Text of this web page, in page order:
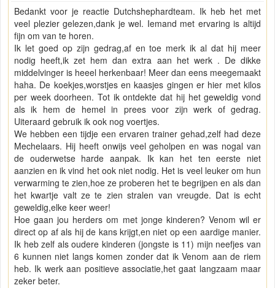
Bedankt voor je reactie Dutchshephardteam. Ik heb het met
veel plezier gelezen,dank je wel. Iemand met ervaring is altijd
fijn om van te horen.
Ik let goed op zijn gedrag,af en toe merk ik al dat hij meer
nodig heeft,ik zet hem dan extra aan het werk . De dikke
middelvinger is heeel herkenbaar! Meer dan eens meegemaakt
haha. De koekjes,worstjes en kaasjes gingen er hier met kilos
per week doorheen. Tot ik ontdekte dat hij het geweldig vond
als ik hem de hemel in prees voor zijn werk of gedrag.
Uiteraard gebruik ik ook nog voertjes.
We hebben een tijdje een ervaren trainer gehad,zelf had deze
Mechelaars. Hij heeft onwijs veel geholpen en was nogal van
de ouderwetse harde aanpak. Ik kan het ten eerste niet
aanzien en ik vind het ook niet nodig. Het is veel leuker om hun
verwarming te zien,hoe ze proberen het te begrijpen en als dan
het kwartje valt ze te zien stralen van vreugde. Dat is echt
geweldig,elke keer weer!
Hoe gaan jou herders om met jonge kinderen? Venom wil er
direct op af als hij de kans krijgt,en niet op een aardige manier.
Ik heb zelf als oudere kinderen (jongste is 11) mijn neefjes van
6 kunnen niet langs komen zonder dat ik Venom aan de riem
heb. Ik werk aan positieve associatie,het gaat langzaam maar
zeker beter.